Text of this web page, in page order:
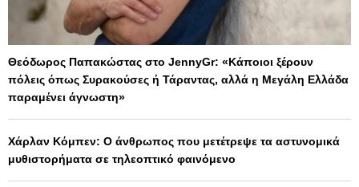
Θεόδωρος Παπακώστας στο JennyGr: «Κάποιοι ξέρουν
πόλεις όπως Συρακούσες ή Τάραντας, αλλά η Μεγάλη Ελλάδα
παραμένει άγνωστη»
Χάρλαν Κόμπεν: Ο άνθρωπος που μετέτρεψε τα αστυνομικά
μυθιστορήματα σε τηλεοπτικό φαινόμενο